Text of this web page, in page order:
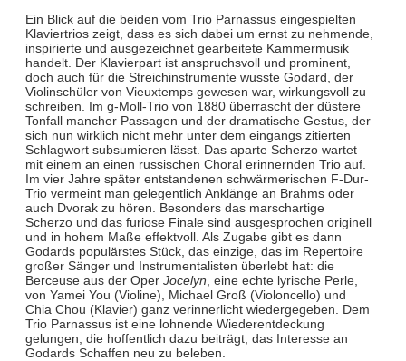
Ein Blick auf die beiden vom Trio Parnassus eingespielten
Klaviertrios zeigt, dass es sich dabei um ernst zu nehmende,
inspirierte und ausgezeichnet gearbeitete Kammermusik
handelt. Der Klavierpart ist anspruchsvoll und prominent,
doch auch für die Streichinstrumente wusste Godard, der
Violinschüler von Vieuxtemps gewesen war, wirkungsvoll zu
schreiben. Im g-Moll-Trio von 1880 überrascht der düstere
Tonfall mancher Passagen und der dramatische Gestus, der
sich nun wirklich nicht mehr unter dem eingangs zitierten
Schlagwort subsumieren lässt. Das aparte Scherzo wartet
mit einem an einen russischen Choral erinnernden Trio auf.
Im vier Jahre später entstandenen schwärmerischen F-Dur-
Trio vermeint man gelegentlich Anklänge an Brahms oder
auch Dvorak zu hören. Besonders das marschartige
Scherzo und das furiose Finale sind ausgesprochen originell
und in hohem Maße effektvoll. Als Zugabe gibt es dann
Godards populärstes Stück, das einzige, das im Repertoire
großer Sänger und Instrumentalisten überlebt hat: die
Berceuse aus der Oper Jocelyn , eine echte lyrische Perle,
von Yamei You (Violine), Michael Groß (Violoncello) und
Chia Chou (Klavier) ganz verinnerlicht wiedergegeben. Dem
Trio Parnassus ist eine lohnende Wiederentdeckung
gelungen, die hoffentlich dazu beiträgt, das Interesse an
Godards Schaffen neu zu beleben.